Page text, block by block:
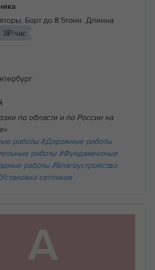
Борт до 8.5тонн. Длинна
3₽/час
по области и по России на
работы #Дорожные работы
работы #Фундаментные
работы #Благоустройство
септиков
А